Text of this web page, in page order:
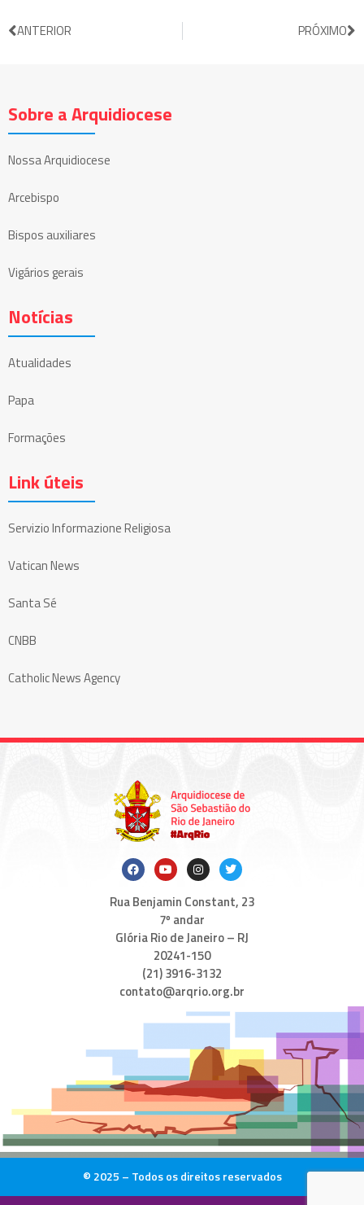
ANTERIOR PRÓXIMO
Sobre a Arquidiocese
Nossa Arquidiocese
Arcebispo
Bispos auxiliares
Vigários gerais
Notícias
Atualidades
Papa
Formações
Link úteis
Servizio Informazione Religiosa
Vatican News
Santa Sé
CNBB
Catholic News Agency
Rua Benjamin Constant, 23
7º andar
Glória Rio de Janeiro – RJ
20241-150
(21) 3916-3132
contato@arqrio.org.br
© 2025 – Todos os direitos reservados